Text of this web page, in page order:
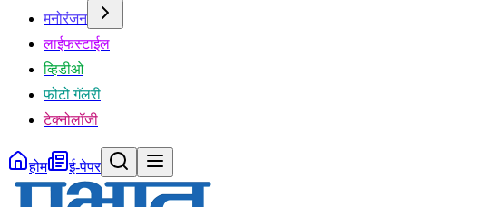
मनोरंजन
लाईफस्टाईल
व्हिडीओ
फोटो गॅलरी
टेक्नोलॉजी
होम ई-पेपर